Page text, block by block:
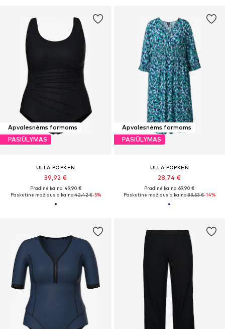
Apvalesnėms formoms
PASIŪLYMAS
ULLA POPKEN
39,92 €
Pradinė kaina: 49,90 €
Paskutinė mažiausia kaina:42,42 €-5%
Apvalesnėms formoms
PASIŪLYMAS
ULLA POPKEN
28,74 €
Pradinė kaina: 69,90 €
Paskutinė mažiausia kaina:33,53 €-14%